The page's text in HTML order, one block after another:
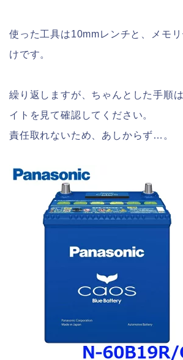
使った工具は10mmレンチと、メモ
けです。
繰り返しますが、ちゃんとした手順
イトを見て確認してください。
責任取れないため、あしからず…。